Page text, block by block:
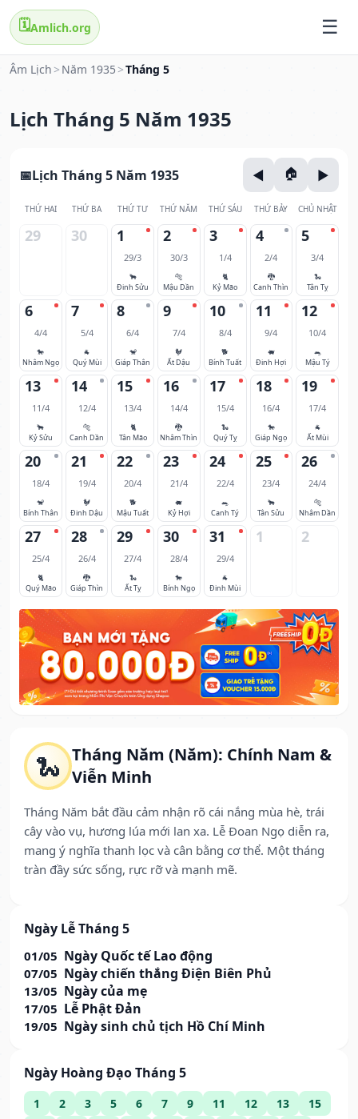
🗓️Amlich.org
Âm Lịch > Năm 1935 >Tháng 5
Lịch Tháng 5 Năm 1935
🐍 Tháng Năm (Năm): Chính Nam &
Viễn Minh
Tháng Năm bắt đầu cảm nhận rõ cái nắng mùa hè, trái
cây vào vụ, hương lúa mới lan xa. Lễ Đoan Ngọ diễn ra,
mang ý nghĩa thanh lọc và cân bằng cơ thể. Một tháng
tràn đầy sức sống, rực rỡ và mạnh mẽ.
Ngày Lễ Tháng 5
01/05 Ngày Quốc tế Lao động
07/05 Ngày chiến thắng Điện Biên Phủ
13/05 Ngày của mẹ
17/05 Lễ Phật Đản
19/05 Ngày sinh chủ tịch Hồ Chí Minh
Ngày Hoàng Đạo Tháng 5
1 2 3 5 6 7 9 11 12 13
15
Lịch Tháng 5 Năm 1935
THỨ HAI THỨ BA THỨ TƯ THỨ NĂM THỨ SÁU THỨ BẢY CHỦ NHẬT
29 30 1
29/3
🐂
Đinh Sửu
2
30/3
🐅
Mậu Dần
3
1/4
🐈
Kỷ Mão
4
2/4
🐉
Canh Thìn
5
3/4
🐍
Tân Tỵ
6
4/4
🐎
Nhâm Ngọ
7
5/4
🐐
Quý Mùi
8
6/4
🐒
Giáp Thân
9
7/4
🐓
Ất Dậu
10
8/4
🐕
Bính Tuất
11
9/4
🐖
Đinh Hợi
12
10/4
🐀
Mậu Tý
13
11/4
🐂
Kỷ Sửu
14
12/4
🐅
Canh Dần
15
13/4
🐈
Tân Mão
16
14/4
🐉
Nhâm Thìn
17
15/4
🐍
Quý Tỵ
18
16/4
🐎
Giáp Ngọ
19
17/4
🐐
Ất Mùi
20
18/4
🐒
Bính Thân
21
19/4
🐓
Đinh Dậu
22
20/4
🐕
Mậu Tuất
23
21/4
🐖
Kỷ Hợi
24
22/4
🐀
Canh Tý
25
23/4
🐂
Tân Sửu
26
24/4
🐅
Nhâm Dần
27
25/4
🐈
Quý Mão
28
26/4
🐉
Giáp Thìn
29
27/4
🐍
Ất Tỵ
30
28/4
🐎
Bính Ngọ
31
29/4
🐐
Đinh Mùi
1 2